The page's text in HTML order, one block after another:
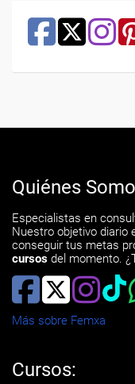
Quiénes
Especialistas en
Nuestro objetivo diario
conseguir tus metas
cursos del momento.
Más sobre Femxa
Cursos: